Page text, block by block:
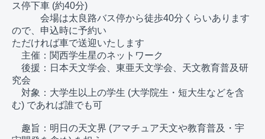
ス停下車 (約40分)
会場は太良路バス停から徒歩40分くらいあります
ので、申込時に予約い
ただければ車で送迎いたします
主催：関西学生星のネットワーク
後援：日本天文学会、東亜天文学会、天文教育普及研
究会
対象：大学生以上の学生 (大学院生・短大生などを含
む) であれば誰でも可
趣旨：明日の天文界 (アマチュア天文や教育普及・宇